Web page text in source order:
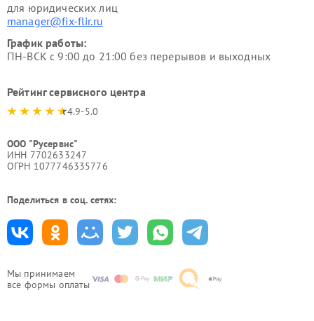
Мы принимаем
все формы оплаты
для юридических лиц
manager@fix-flir.ru
График работы:
ПН-ВСК с 9:00 до 21:00 без перерывов и выходных
Рейтинг сервисного центра
4.9-5.0
ООО "Русервис"
ИНН 7702633247
ОГРН 1077746335776
Поделиться в соц. сетях: